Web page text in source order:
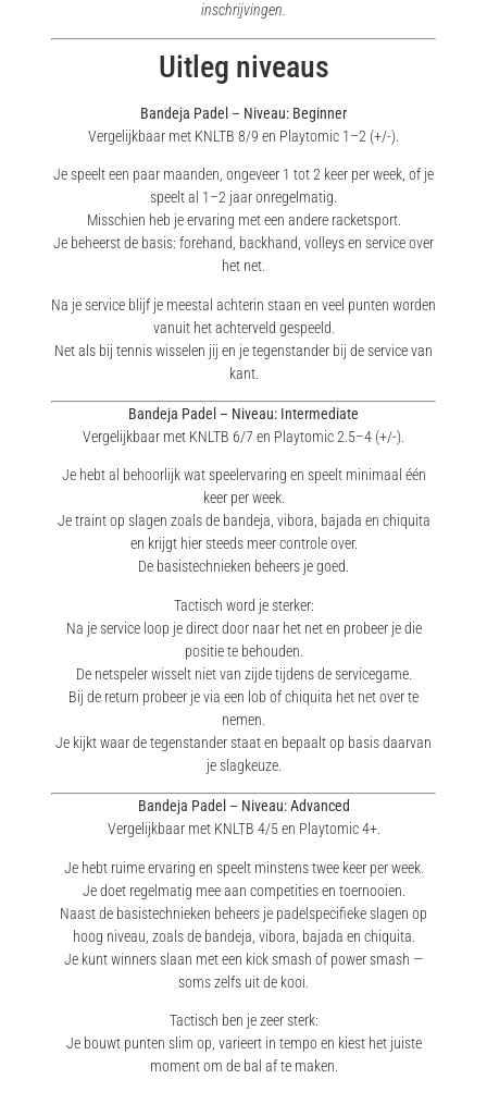
inschrijvingen.
Uitleg niveaus
Bandeja Padel – Niveau: Beginner
Vergelijkbaar met KNLTB 8/9 en Playtomic 1–2 (+/-).
Je speelt een paar maanden, ongeveer 1 tot 2 keer per week, of je
speelt al 1–2 jaar onregelmatig.
Misschien heb je ervaring met een andere racketsport.
Je beheerst de basis: forehand, backhand, volleys en service over
het net.
Na je service blijf je meestal achterin staan en veel punten worden
vanuit het achterveld gespeeld.
Net als bij tennis wisselen jij en je tegenstander bij de service van
kant.
Bandeja Padel – Niveau: Intermediate
Vergelijkbaar met KNLTB 6/7 en Playtomic 2.5–4 (+/-).
Je hebt al behoorlijk wat speelervaring en speelt minimaal één
keer per week.
Je traint op slagen zoals de bandeja, vibora, bajada en chiquita
en krijgt hier steeds meer controle over.
De basistechnieken beheers je goed.
Tactisch word je sterker:
Na je service loop je direct door naar het net en probeer je die
positie te behouden.
De netspeler wisselt niet van zijde tijdens de servicegame.
Bij de return probeer je via een lob of chiquita het net over te
nemen.
Je kijkt waar de tegenstander staat en bepaalt op basis daarvan
je slagkeuze.
Bandeja Padel – Niveau: Advanced
Vergelijkbaar met KNLTB 4/5 en Playtomic 4+.
Je hebt ruime ervaring en speelt minstens twee keer per week.
Je doet regelmatig mee aan competities en toernooien.
Naast de basistechnieken beheers je padelspecifieke slagen op
hoog niveau, zoals de bandeja, vibora, bajada en chiquita.
Je kunt winners slaan met een kick smash of power smash —
soms zelfs uit de kooi.
Tactisch ben je zeer sterk:
Je bouwt punten slim op, varieert in tempo en kiest het juiste
moment om de bal af te maken.